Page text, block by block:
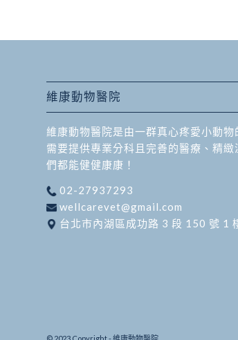
維康動物醫院
維康動物醫院是由一群真心疼愛小動
需要提供專業分科且完善的醫療、精
們都能健健康康！
02-27937293
wellcarevet@gmail.com
台北市內湖區成功路 3 段 150 號 1
© 2023 Copyright - 維康動物醫院